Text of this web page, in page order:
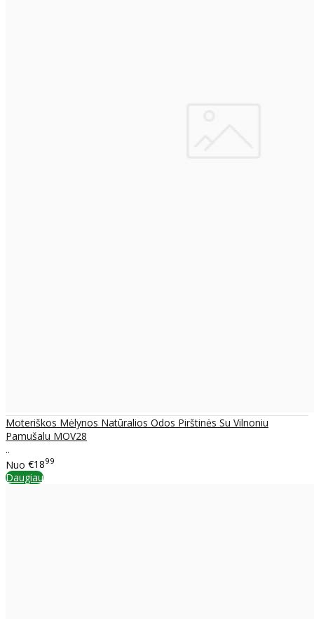
Moteriškos Mėlynos Natūralios Odos Pirštinės Su Vilnoniu
Pamušalu MOV28
..
Nuo €1899
Daugiau